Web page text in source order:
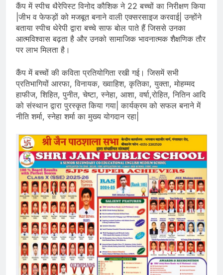
कैंप में स्पीच थैरेपिस्ट विनोद कौशिक ने 22 बच्चों का निरीक्षण किया
|जीभ व फेफड़ों को मजबूत बनाने वाली एक्सरसाइज करवाई| उन्होंने
बताया स्पीच थेरेपी द्वारा बच्चे साफ बोल पाते हैं जिससे उनका
आत्मविश्वास बढ़ता है और उनको सामाजिक भावनात्मक शैक्षणिक तौर
पर लाभ मिलता है।
कैंप में बच्चों की कविता प्रतियोगिता रखी गई। जिसमें सभी
प्रतिभागियों आरफा, विनायक, ख्वाहिश, कृतिका, युक्ता, मोहम्मद
हाफीज, शिहित, पुनीत, चेष्टा, स्नेहा, आशा, वर्षा,रोहित, नितिन आदि
को संस्थान द्वारा पुरस्कृत किया गया| कार्यक्रम को सफल बनाने में
नीति शर्मा, स्नेहा शर्मा का मुख्य योगदान रहा|